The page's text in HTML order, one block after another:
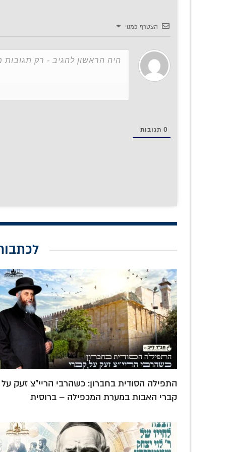
הצטרף כמנוי
0 תגובות
התפילה הסודית בחברון: כשהרבי הריי"צ זעק על
קברי האבות במערת המכפילה – ברוסית